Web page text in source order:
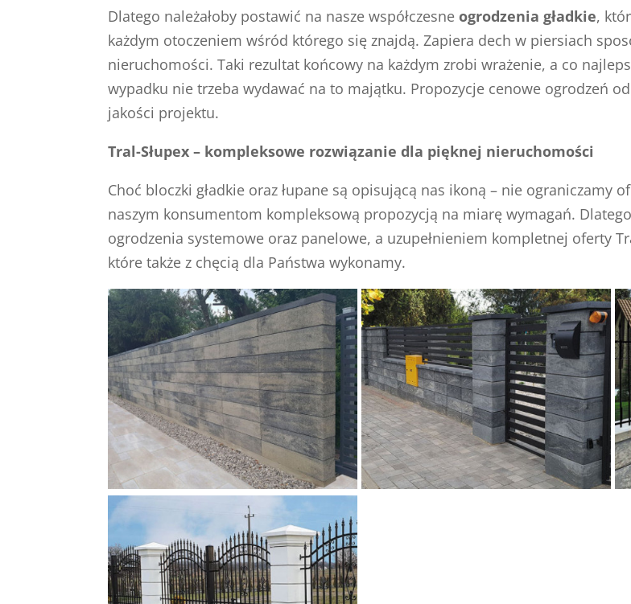
Dlatego należałoby postawić na nasze współczesne ogrodzenia gładkie,
każdym otoczeniem wśród którego się znajdą. Zapiera dech w piersiach
nieruchomości. Taki rezultat końcowy na każdym zrobi wrażenie, a co
wypadku nie trzeba wydawać na to majątku. Propozycje cenowe ogrodzeń
jakości projektu.
Tral-Słupex – kompleksowe rozwiązanie dla pięknej nieruchomości
Choć bloczki gładkie oraz łupane są opisującą nas ikoną – nie ograniczamy
naszym konsumentom kompleksową propozycją na miarę wymagań.
ogrodzenia systemowe oraz panelowe, a uzupełnieniem kompletnej oferty
które także z chęcią dla Państwa wykonamy.